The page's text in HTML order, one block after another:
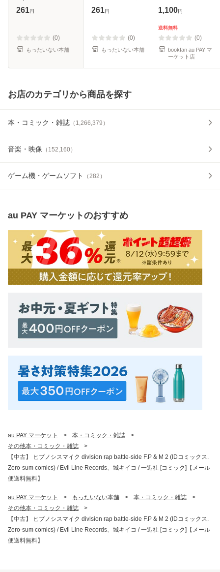
& M 2 (IDコミック
Records、城キイ
コ / 一
261円
(0)
もったいない本舗
[文庫]【メール便送
261円
(0)
もったいない本舗
1,100円
送料無料
(0)
bookfan au PAY マ
ーケット店
お店のカテゴリから商品を探す
本・コミック・雑誌 （ 1,266,379 ）
音楽・映像 （ 152,160）
ゲーム機・ゲームソフト （282 ）
au PAY マーケットのおすすめ
au PAY マーケット > 本・コミック・雑誌
>
その他本・コミック・雑誌
>
【中古】 ヒプノシスマイク division rap battle-side F.P & M 2 (IDコミックス.
Zero-sum comics) / Evil Line Records、城キイコ / 一迅社 [コミック]【メール
便送料無料】
au PAY マーケット > もったいない本舗 > 本・コミック・雑誌
>
その他本・コミック・雑誌
>
【中古】 ヒプノシスマイク division rap battle-side F.P & M 2 (IDコミックス.
Zero-sum comics) / Evil Line Records、城キイコ / 一迅社 [コミック]【メール
便送料無料】